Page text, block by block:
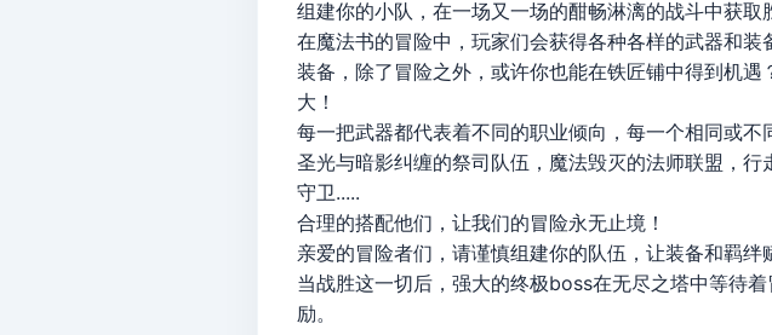
组建你的小队，在一场又一场的酣畅淋漓的战斗中获
在魔法书的冒险中，玩家们会获得各种各样的武器和
装备，除了冒险之外，或许你也能在铁匠铺中得到机
大！
每一把武器都代表着不同的职业倾向，每一个相同或
圣光与暗影纠缠的祭司队伍，魔法毁灭的法师联盟，
守卫.....
合理的搭配他们，让我们的冒险永无止境！
亲爱的冒险者们，请谨慎组建你的队伍，让装备和羁绊
当战胜这一切后，强大的终极boss在无尽之塔中等待
励。